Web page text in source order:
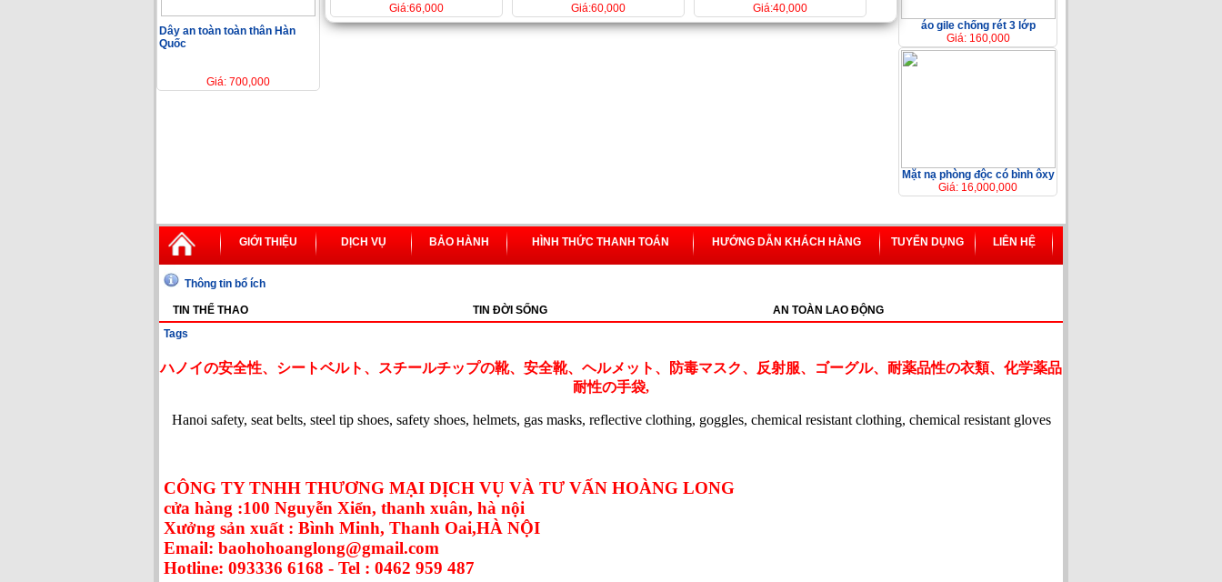
Dây an toàn toàn thân Hàn
Quốc
Giá: 700,000
Giá:66,000 Giá:60,000 Giá:40,000
áo gile chống rét 3 lớp
Giá: 160,000
Mặt nạ phòng độc có bình ôxy
Giá: 16,000,000
GIỚI THIỆU DỊCH VỤ BẢO HÀNH HÌNH THỨC THANH TOÁN HƯỚNG DẪN KHÁCH HÀNG TUYỂN DỤNG LIÊN HỆ
Thông tin bổ ích
TIN THỂ THAO TIN ĐỜI SỐNG
AN TOÀN LAO ĐỘNG
Tags
ハノイの安全性、シートベルト、スチールチップの靴、安全靴、ヘルメット、防毒マスク、反射服、ゴーグル、耐薬品性の衣類、化学薬品
耐性の手袋,
Hanoi safety, seat belts, steel tip shoes, safety shoes, helmets, gas masks, reflective clothing, goggles, chemical resistant clothing, chemical resistant gloves
CÔNG TY TNHH THƯƠNG MẠI DỊCH VỤ VÀ TƯ VẤN HOÀNG LONG
cửa hàng :100 Nguyễn Xiển, thanh xuân, hà nội
Xưởng sản xuất : Bình Minh, Thanh Oai,HÀ NỘI
Email: baohohoanglong@gmail.com
Hotline: 093336 6168 - Tel : 0462 959 487